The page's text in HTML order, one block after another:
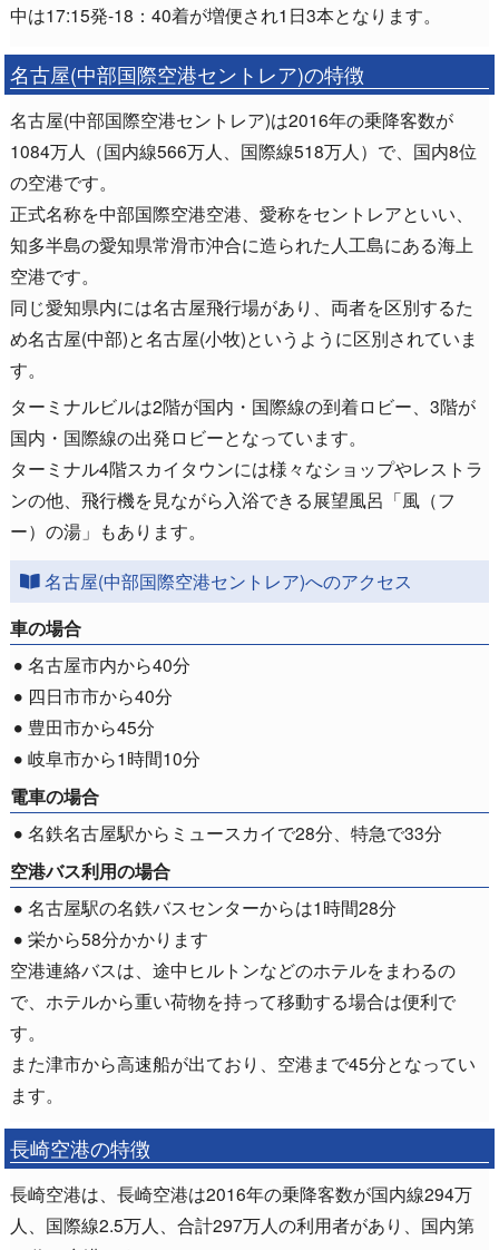
中は17:15発-18：40着が増便され1日3本となります。
名古屋(中部国際空港セントレア)の特徴
名古屋(中部国際空港セントレア)は2016年の乗降客数が
1084万人（国内線566万人、国際線518万人）で、国内8位
の空港です。
正式名称を中部国際空港空港、愛称をセントレアといい、
知多半島の愛知県常滑市沖合に造られた人工島にある海上
空港です。
同じ愛知県内には名古屋飛行場があり、両者を区別するた
め名古屋(中部)と名古屋(小牧)というように区別されていま
す。
ターミナルビルは2階が国内・国際線の到着ロビー、3階が
国内・国際線の出発ロビーとなっています。
ターミナル4階スカイタウンには様々なショップやレストラ
ンの他、飛行機を見ながら入浴できる展望風呂「風（フ
ー）の湯」もあります。
名古屋(中部国際空港セントレア)へのアクセス
車の場合
名古屋市内から40分
四日市市から40分
豊田市から45分
岐阜市から1時間10分
電車の場合
名鉄名古屋駅からミュースカイで28分、特急で33分
空港バス利用の場合
名古屋駅の名鉄バスセンターからは1時間28分
栄から58分かかります
空港連絡バスは、途中ヒルトンなどのホテルをまわるの
で、ホテルから重い荷物を持って移動する場合は便利で
す。
また津市から高速船が出ており、空港まで45分となってい
ます。
長崎空港の特徴
長崎空港は、長崎空港は2016年の乗降客数が国内線294万
人、国際線2.5万人、合計297万人の利用者があり、国内第